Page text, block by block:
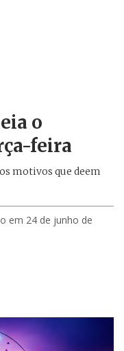
o
feira
motivos que deem
em 24 de junho de